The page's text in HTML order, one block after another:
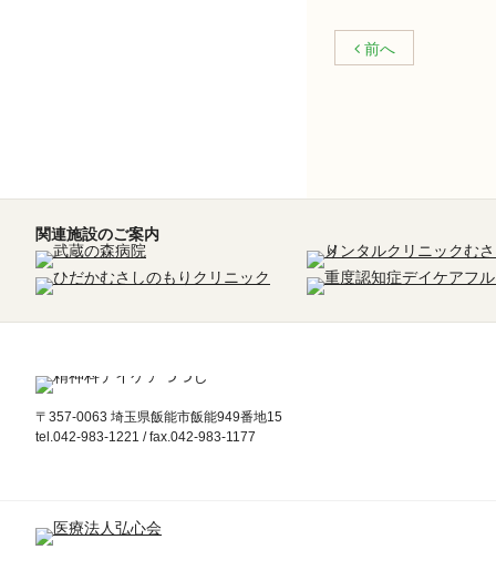
前へ
関連施設のご案内
〒357-0063 埼玉県飯能市飯能949番地15
tel.042-983-1221 / fax.042-983-1177